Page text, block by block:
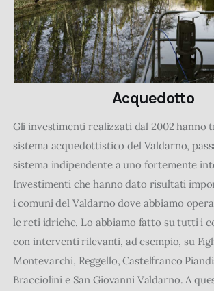
Acquedotto
Gli investimenti realizzati dal 2002 hanno
sistema acquedottistico del Valdarno,
sistema indipendente a uno fortemente
Investimenti che hanno dato risultati
i comuni del Valdarno dove abbiamo
le reti idriche. Lo abbiamo fatto su tutti i
con interventi rilevanti, ad esempio, su
Montevarchi, Reggello, Castelfranco
Bracciolini e San Giovanni Valdarno. A